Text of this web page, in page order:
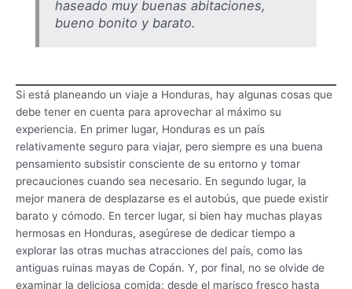
haseado muy buenas abitaciones,
bueno bonito y barato.
Si está planeando un viaje a Honduras, hay algunas cosas que
debe tener en cuenta para aprovechar al máximo su
experiencia. En primer lugar, Honduras es un país
relativamente seguro para viajar, pero siempre es una buena
pensamiento subsistir consciente de su entorno y tomar
precauciones cuando sea necesario. En segundo lugar, la
mejor manera de desplazarse es el autobús, que puede existir
barato y cómodo. En tercer lugar, si bien hay muchas playas
hermosas en Honduras, asegúrese de dedicar tiempo a
explorar las otras muchas atracciones del país, como las
antiguas ruinas mayas de Copán. Y, por final, no se olvide de
examinar la deliciosa comida: desde el marisco fresco hasta